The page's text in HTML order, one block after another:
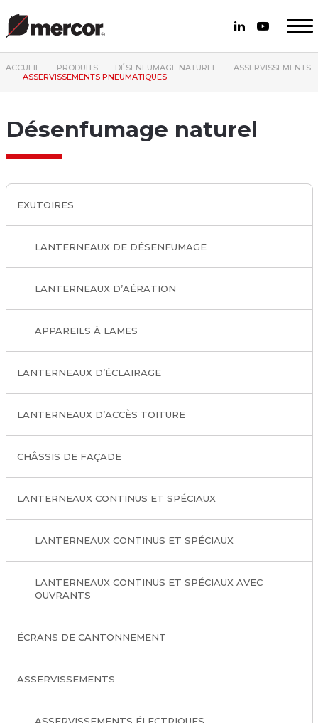
ACCUEIL PRODUITS DÉSENFUMAGE NATUREL
ASSERVISSEMENTS
ASSERVISSEMENTS PNEUMATIQUES
Désenfumage naturel
EXUTOIRES
LANTERNEAUX DE DÉSENFUMAGE
LANTERNEAUX D’AÉRATION
APPAREILS À LAMES
LANTERNEAUX D’ÉCLAIRAGE
LANTERNEAUX D’ACCÈS TOITURE
CHÂSSIS DE FAÇADE
LANTERNEAUX CONTINUS ET SPÉCIAUX
LANTERNEAUX CONTINUS ET SPÉCIAUX
LANTERNEAUX CONTINUS ET SPÉCIAUX AVEC
OUVRANTS
ÉCRANS DE CANTONNEMENT
ASSERVISSEMENTS